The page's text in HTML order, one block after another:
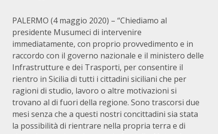
PALERMO (4 maggio 2020) – “Chiediamo al
presidente Musumeci di intervenire
immediatamente, con proprio provvedimento e in
raccordo con il governo nazionale e il ministero delle
Infrastrutture e dei Trasporti, per consentire il
rientro in Sicilia di tutti i cittadini siciliani che per
ragioni di studio, lavoro o altre motivazioni si
trovano al di fuori della regione. Sono trascorsi due
mesi senza che a questi nostri concittadini sia stata
la possibilità di rientrare nella propria terra e di